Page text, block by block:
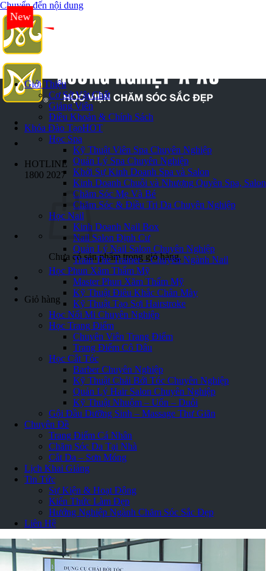
Chuyển đến nội dung
HOTLINE
1800 2027
Chưa có sản phẩm trong giỏ hàng.
Giỏ hàng
Giới Thiệu
Cơ Sở Vật Chất
Giảng Viên
Điều Khoản & Chính Sách
Khóa Đào TạoHOT
Học Spa
Kỹ Thuật Viên Spa Chuyên Nghiệp
Quản Lý Spa Chuyên Nghiệp
Khởi Sự Kinh Doanh Spa và Salon
Kinh Doanh Chuỗi và Nhượng Quyền Spa, Salon
Chăm Sóc Mẹ Và Bé
Chăm Sóc & Điều Trị Da Chuyên Nghiệp
Học Nail
Kinh Doanh Nail Box
Nail Salon Định Cư
Quản Lý Nail Salon Chuyên Nghiệp
Train The Trainer – Chuyên Ngành Nail
Học Phun Xăm Thẩm Mỹ
Master Phun Xăm Thẩm Mỹ
Kỹ Thuật Điêu Khắc Chân Mày
Kỹ Thuật Tạo Sợi Hairstroke
Học Nối Mi Chuyên Nghiệp
Học Trang Điểm
Chuyên Viên Trang Điểm
Trang Điểm Cô Dâu
Học Cắt Tóc
Barber Chuyên Nghiệp
Kỹ Thuật Chải Bới Tóc Chuyên Nghiệp
Quản Lý Hair Salon Chuyên Nghiệp
Kỹ Thuật Nhuộm – Uốn – Duỗi
Gội Đầu Dưỡng Sinh – Massage Thư Giãn
Chuyên Đề
Trang Điểm Cá Nhân
Chăm Sóc Da Tại Nhà
Cắt Da – Sơn Móng
Lịch Khai Giảng
Tin Tức
Sự Kiện & Hoạt Động
Kiến Thức Làm Đẹp
Hướng Nghiệp Ngành Chăm Sóc Sắc Đẹp
Liên Hệ
New